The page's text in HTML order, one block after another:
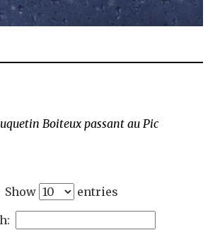
Boiteux passant au Pic
Show
entries